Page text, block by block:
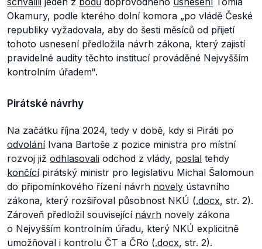
Okamury, podle kterého dolní komora „po vládě České
republiky vyžadovala, aby do šesti měsíců od přijetí
tohoto usnesení předložila návrh zákona, který zajistí
pravidelné audity těchto institucí prováděné Nejvyšším
kontrolním úřadem“.
Pirátské návrhy
Na začátku října 2024, tedy v době, kdy si Piráti po
odvoláníIvana Bartoše z pozice ministra pro místní
rozvoj již odhlasovali odchod z vlády, poslal tehdy
končícípirátský ministr pro legislativu Michal Šalomoun
do připomínkového řízení návrh novely ústavního
zákona, který rozšiřoval působnost NKÚ (.docx, str. 2).
Zároveň předložil související návrh novely zákona
o Nejvyšším kontrolním úřadu, který NKÚ explicitně
umožňoval i kontrolu ČT a ČRo (.docx, str. 2).